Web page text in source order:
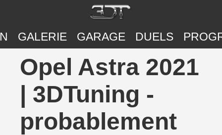
GALERIE GARAGE DUELS
Opel Astra 2021
| 3DTuning -
probablement